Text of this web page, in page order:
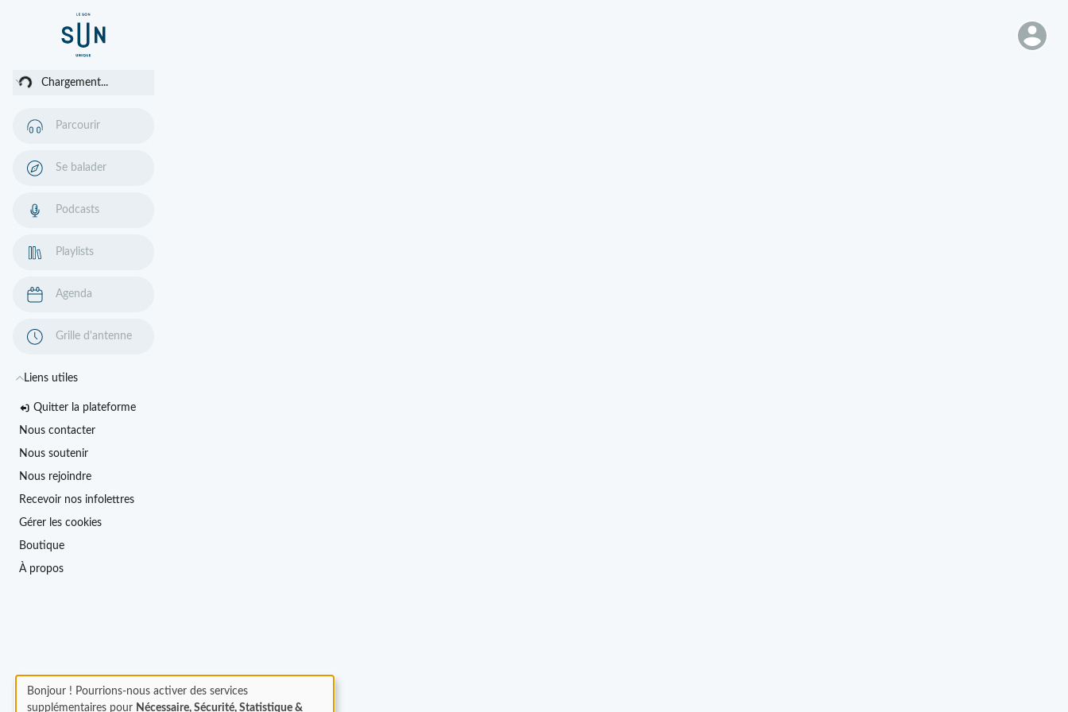
Chargement...
Parcourir
Se balader
Podcasts
Playlists
Agenda
Grille d'antenne
Liens utiles
Quitter la plateforme
Nous contacter
Nous soutenir
Nous rejoindre
Recevoir nos infolettres
Gérer les cookies
Boutique
À propos
Bonjour ! Pourrions-nous activer des services
supplémentaires pour Nécessaire, Sécurité, Statistique &